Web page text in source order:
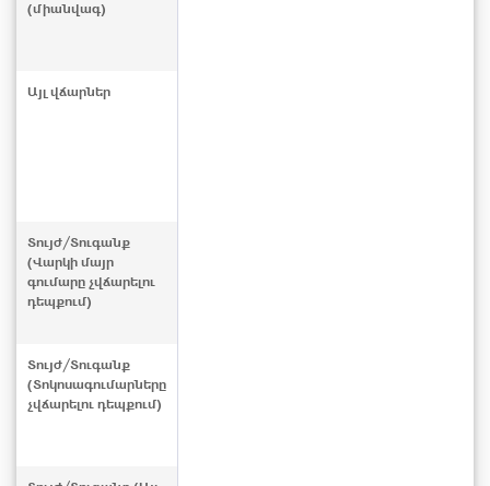
(միանվագ)
Այլ վճարներ
Տույժ/Տուգանք
(Վարկի մայր
գումարը չվճարելու
դեպքում)
Տույժ/Տուգանք
(Տոկոսագումարները
չվճարելու դեպքում)